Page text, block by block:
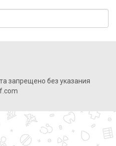
запрещено без указания